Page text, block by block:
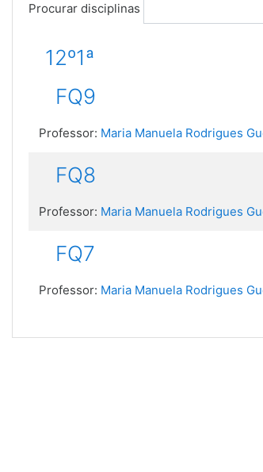
Procurar disciplinas
12º1ª
FQ9
Professor: Maria Manuela Rodrigues
FQ8
Professor: Maria Manuela Rodrigues
FQ7
Professor: Maria Manuela Rodrigues